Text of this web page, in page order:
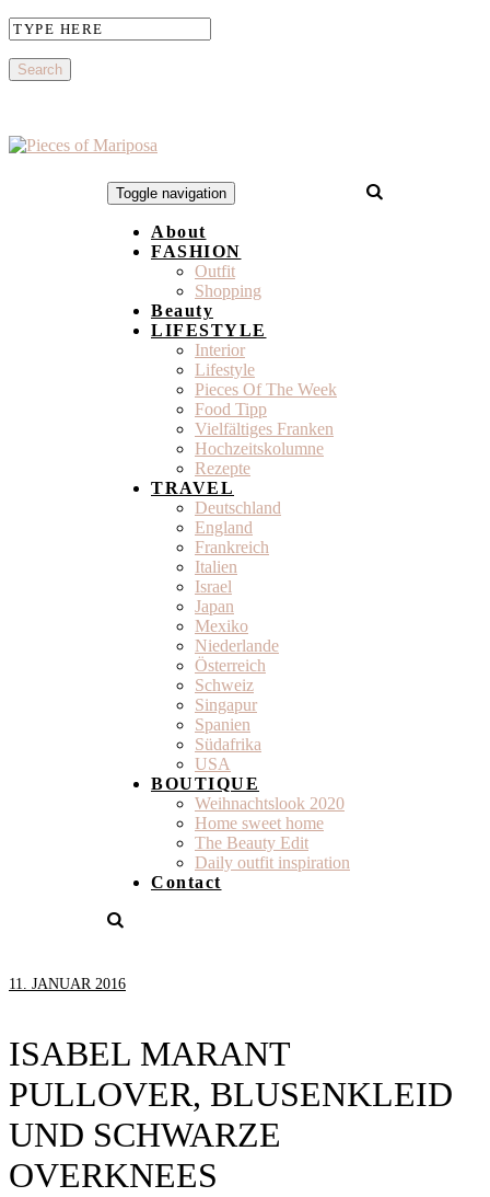
Toggle navigation
About
FASHION
Outfit
Shopping
Beauty
LIFESTYLE
Interior
Lifestyle
Pieces Of The Week
Food Tipp
Vielfältiges Franken
Hochzeitskolumne
Rezepte
TRAVEL
Deutschland
England
Frankreich
Italien
Israel
Japan
Mexiko
Niederlande
Österreich
Schweiz
Singapur
Spanien
Südafrika
USA
BOUTIQUE
Weihnachtslook 2020
Home sweet home
The Beauty Edit
Daily outfit inspiration
Contact
11. JANUAR 2016
ISABEL MARANT
PULLOVER, BLUSENKLEID
UND SCHWARZE
OVERKNEES